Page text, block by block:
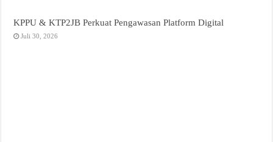
KPPU & KTP2JB Perkuat Pengawasan Platform Digital
Juli 30, 2026